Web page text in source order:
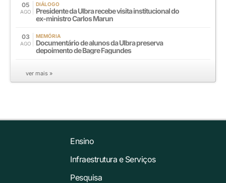
05
AGO
DIÁLOGO
Presidente da Ulbra recebe visita institucional do
ex-ministro Carlos Marun
03
AGO
MEMÓRIA
Documentário de alunos da Ulbra preserva
depoimento de Bagre Fagundes
ver mais »
Ensino
Infraestrutura e Serviços
Pesquisa